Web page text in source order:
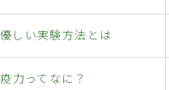
しい実験方法とは
力ってなに？